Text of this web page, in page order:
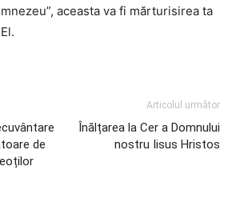
aceasta va fi mărturisirea ta
de
Articolul următor
Înălțarea la Cer a Domnului
nostru Iisus Hristos